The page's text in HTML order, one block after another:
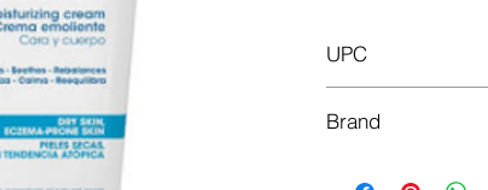
UPC
Brand